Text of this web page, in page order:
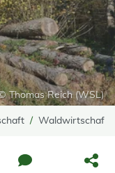
Thomas Reich (WSL)
Waldwirtschaft